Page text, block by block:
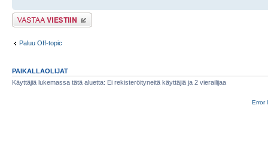
Lähetä vastaus
Paluu Off-topic
PAIKALLAOLIJAT
Käyttäjiä lukemassa tätä aluetta: Ei rekisteröityneitä käyttäjiä ja 2 vierailijaa
Error